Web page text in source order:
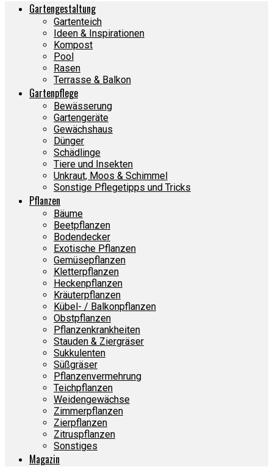
Gartengestaltung
Gartenteich
Ideen & Inspirationen
Kompost
Pool
Rasen
Terrasse & Balkon
Gartenpflege
Bewässerung
Gartengeräte
Gewächshaus
Dünger
Schädlinge
Tiere und Insekten
Unkraut, Moos & Schimmel
Sonstige Pflegetipps und Tricks
Pflanzen
Bäume
Beetpflanzen
Bodendecker
Exotische Pflanzen
Gemüsepflanzen
Kletterpflanzen
Heckenpflanzen
Kräuterpflanzen
Kübel- / Balkonpflanzen
Obstpflanzen
Pflanzenkrankheiten
Stauden & Ziergräser
Sukkulenten
Süßgräser
Pflanzenvermehrung
Teichpflanzen
Weidengewächse
Zimmerpflanzen
Zierpflanzen
Zitruspflanzen
Sonstiges
Magazin